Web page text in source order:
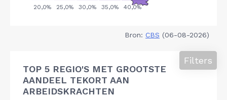
Bron: CBS (06-08-2026)
TOP 5 REGIO'S MET GROOTSTE
AANDEEL TEKORT AAN
ARBEIDSKRACHTEN
Filters